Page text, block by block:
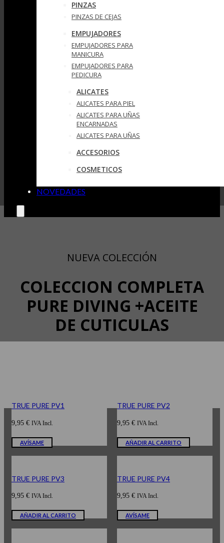
PINZAS
PINZAS DE CEJAS
EMPUJADORES
EMPUJADORES PARA
MANICURA
EMPUJADORES PARA
PEDICURA
ALICATES
ALICATES PARA PIEL
ALICATES PARA UÑAS
ENCARNADAS
ALICATES PARA UÑAS
ACCESORIOS
COSMETICOS
NOVEDADES
NUEVA COLECCIÓN
COLECCION COMPLETA
PURE DIVING +ACEITE
DE CUTICULAS
TRUE PURE PV1
9,95 € IVA Incl.
AVÍSAME
TRUE PURE PV2
9,95 € IVA Incl.
AÑADIR AL CARRITO
TRUE PURE PV3
9,95 € IVA Incl.
AÑADIR AL CARRITO
TRUE PURE PV4
9,95 € IVA Incl.
AVÍSAME